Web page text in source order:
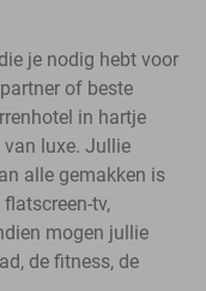
je nodig hebt voor
of beste
in hartje
van luxe. Jullie
alle gemakken is
tv,
mogen jullie
de fitness, de